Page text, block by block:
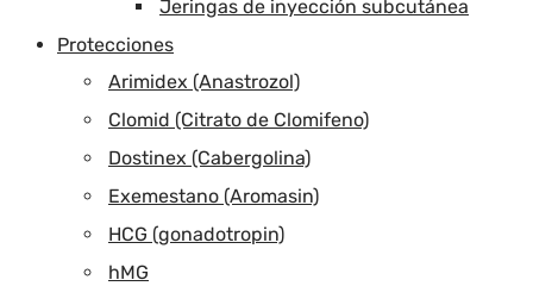
Jeringas de inyección subcutánea
Protecciones
Arimidex (Anastrozol)
Clomid (Citrato de Clomifeno)
Dostinex (Cabergolina)
Exemestano (Aromasin)
HCG (gonadotropin)
hMG